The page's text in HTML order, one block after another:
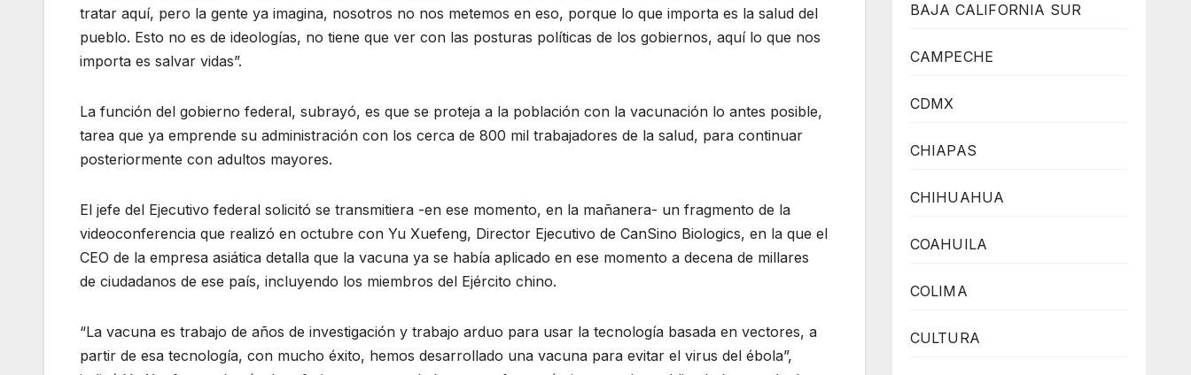
tratar aquí, pero la gente ya imagina, nosotros no nos metemos en eso, porque lo que importa es la salud del
pueblo. Esto no es de ideologías, no tiene que ver con las posturas políticas de los gobiernos, aquí lo que nos
importa es salvar vidas”.
La función del gobierno federal, subrayó, es que se proteja a la población con la vacunación lo antes posible,
tarea que ya emprende su administración con los cerca de 800 mil trabajadores de la salud, para continuar
posteriormente con adultos mayores.
El jefe del Ejecutivo federal solicitó se transmitiera -en ese momento, en la mañanera- un fragmento de la
videoconferencia que realizó en octubre con Yu Xuefeng, Director Ejecutivo de CanSino Biologics, en la que el
CEO de la empresa asiática detalla que la vacuna ya se había aplicado en ese momento a decena de millares
de ciudadanos de ese país, incluyendo los miembros del Ejército chino.
“La vacuna es trabajo de años de investigación y trabajo arduo para usar la tecnología basada en vectores, a
partir de esa tecnología, con mucho éxito, hemos desarrollado una vacuna para evitar el virus del ébola”,
BAJA CALIFORNIA SUR
CAMPECHE
CDMX
CHIAPAS
CHIHUAHUA
COAHUILA
COLIMA
CULTURA